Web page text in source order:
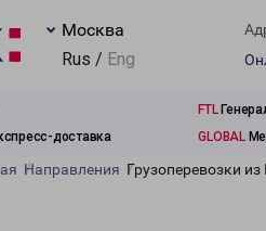
Москва
Rus / Eng
FTL
доставка GLOBAL
Направления Грузоперевозки